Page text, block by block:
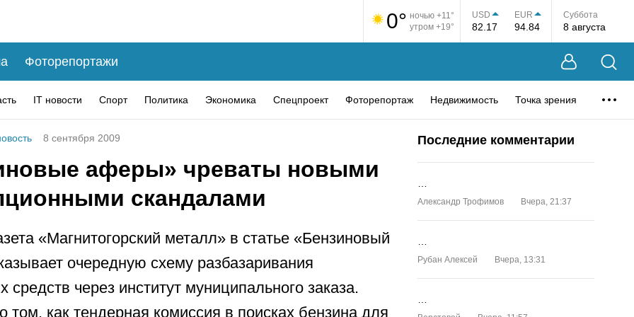
0° ночью +11°
утром +19°
USD
82.17
EUR
94.84
Суббота
8 августа
Фоторепортажи
IT новости Спорт Политика Экономика Спецпроект Фоторепортаж Недвижимость Точка зрения
8 сентября 2009
аферы» чреваты новыми
скандалами
«Магнитогорский металл» в статье «Бензиновый
очередную схему разбазаривания
через институт муниципального заказа.
том, как тендерная комиссия в поисках бензина для
Последние комментарии
Александр Трофимов Вчера, 21:37
Рубан Алексей Вчера, 13:31